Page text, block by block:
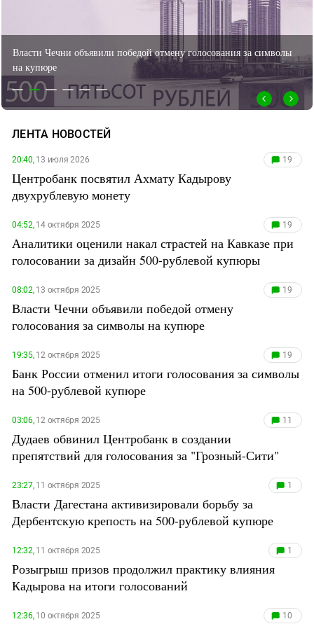
ЗАСТАВЛЯЕТ
КАВКАЗ ЗА ПАЛЕСТИНУ
БОРЬБА ЗА 500 РУБЛЕЙ НА КАВКАЗЕ
ИНАКОМЫСЛИЕ В ЧЕЧНЕ
ПРЕСЛЕДОВАНИЕ АКТИВИСТОВ
МОБИЛИЗАЦИЯ И ПРОТЕСТЫ
Ингушетия
Кабардино-Балкария
Калмыкия
Карачаево-Черкесия
Российская Федерация
Ростовская область
СКФО
Ставропольский край
Южная Осетия
Южный Кавказ
Банк России отменил итоги голосования за символы на 500-
рублевой купюре
ЛЕНТА НОВОСТЕЙ
20:40,13 июля 2026 19
Центробанк посвятил Ахмату Кадырову
двухрублевую монету
04:52,14 октября 2025 19
Аналитики оценили накал страстей на Кавказе при
голосовании за дизайн 500-рублевой купюры
08:02,13 октября 2025 19
Власти Чечни объявили победой отмену
голосования за символы на купюре
19:35,12 октября 2025 19
Банк России отменил итоги голосования за символы
на 500-рублевой купюре
03:06,12 октября 2025 11
Дудаев обвинил Центробанк в создании
препятствий для голосования за "Грозный-Сити"
23:27,11 октября 2025 1
Власти Дагестана активизировали борьбу за
Дербентскую крепость на 500-рублевой купюре
12:32,11 октября 2025 1
Розыгрыш призов продолжил практику влияния
Кадырова на итоги голосований
12:36,10 октября 2025 10